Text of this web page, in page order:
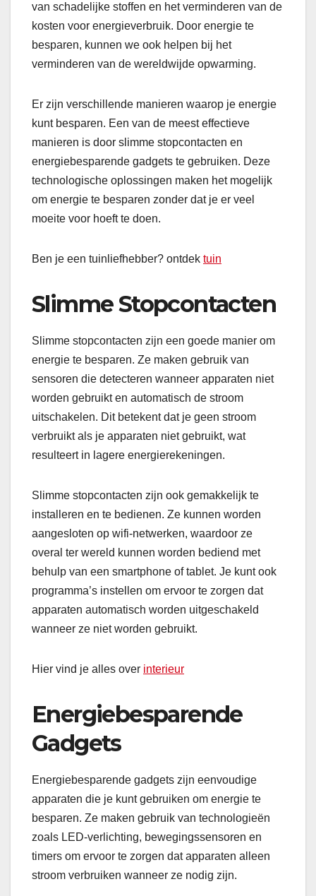
van schadelijke stoffen en het verminderen van de
kosten voor energieverbruik. Door energie te
besparen, kunnen we ook helpen bij het
verminderen van de wereldwijde opwarming.
Er zijn verschillende manieren waarop je energie
kunt besparen. Een van de meest effectieve
manieren is door slimme stopcontacten en
energiebesparende gadgets te gebruiken. Deze
technologische oplossingen maken het mogelijk
om energie te besparen zonder dat je er veel
moeite voor hoeft te doen.
Ben je een tuinliefhebber? ontdek tuin
Slimme Stopcontacten
Slimme stopcontacten zijn een goede manier om
energie te besparen. Ze maken gebruik van
sensoren die detecteren wanneer apparaten niet
worden gebruikt en automatisch de stroom
uitschakelen. Dit betekent dat je geen stroom
verbruikt als je apparaten niet gebruikt, wat
resulteert in lagere energierekeningen.
Slimme stopcontacten zijn ook gemakkelijk te
installeren en te bedienen. Ze kunnen worden
aangesloten op wifi-netwerken, waardoor ze
overal ter wereld kunnen worden bediend met
behulp van een smartphone of tablet. Je kunt ook
programma’s instellen om ervoor te zorgen dat
apparaten automatisch worden uitgeschakeld
wanneer ze niet worden gebruikt.
Hier vind je alles over interieur
Energiebesparende
Gadgets
Energiebesparende gadgets zijn eenvoudige
apparaten die je kunt gebruiken om energie te
besparen. Ze maken gebruik van technologieën
zoals LED-verlichting, bewegingssensoren en
timers om ervoor te zorgen dat apparaten alleen
stroom verbruiken wanneer ze nodig zijn.